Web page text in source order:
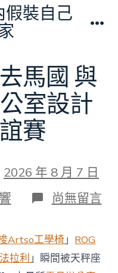
假裝自己
馬國 與
室設計
賽
2026 年 8 月 7 日
在
〈切
西
8
月
前
尚無留言
Artso工學椅」 ROG
拉利」瞬間被天秤座